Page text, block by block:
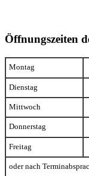
Öffnungszeiten
Montag
Dienstag
Mittwoch
Donnerstag
Freitag
oder nach